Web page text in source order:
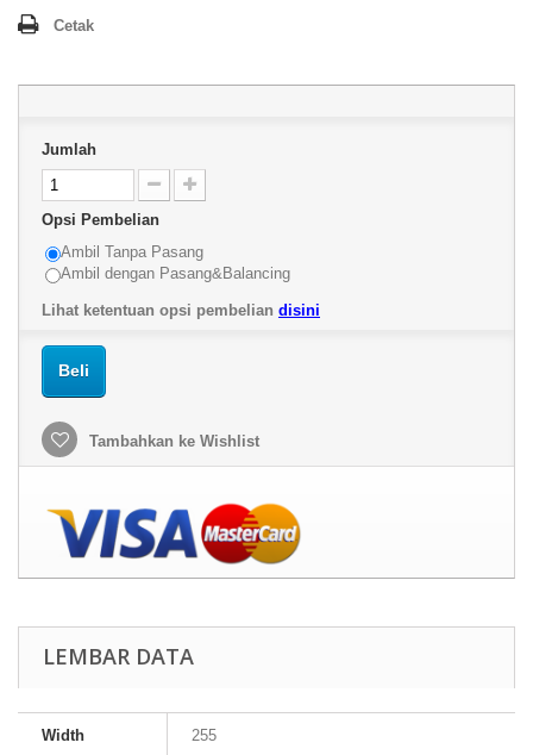
Cetak
Jumlah
Opsi Pembelian
Ambil Tanpa Pasang
Ambil dengan Pasang&Balancing
Lihat ketentuan opsi pembelian disini
Beli
Tambahkan ke Wishlist
LEMBAR DATA
Width 255